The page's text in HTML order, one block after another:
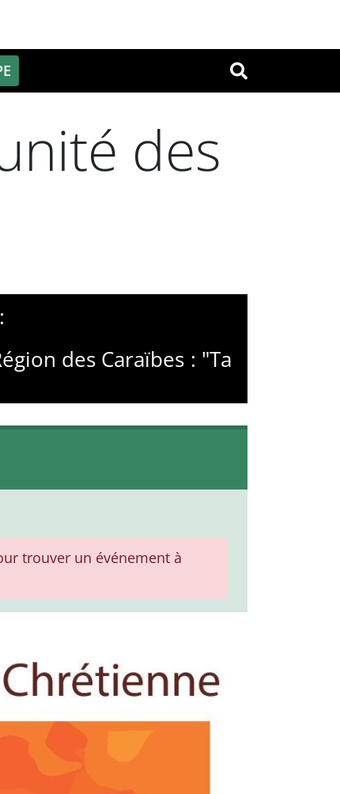
OK
des
des Caraïbes : "Ta
trouver un événement à